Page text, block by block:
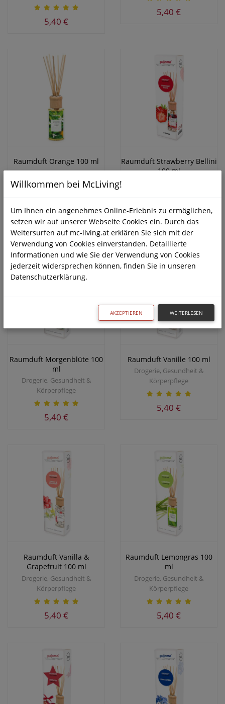
5,40 €
5,40 €
Raumduft Orange 100 ml
Drogerie, Gesundheit &
Körperpflege
5,40 €
Raumduft Strawberry Bellini
100 ml
5,40 €
Raumduft Morgenblüte 100
ml
Drogerie, Gesundheit &
Körperpflege
5,40 €
Raumduft Vanille 100 ml
Drogerie, Gesundheit &
Körperpflege
5,40 €
Raumduft Vanilla &
Grapefruit 100 ml
Drogerie, Gesundheit &
Körperpflege
5,40 €
Raumduft Lemongras 100
ml
Drogerie, Gesundheit &
Körperpflege
5,40 €
Willkommen bei McLiving!
Um Ihnen ein angenehmes Online-Erlebnis zu ermöglichen,
setzen wir auf unserer Webseite Cookies ein. Durch das
Weitersurfen auf mc-living.at erklären Sie sich mit der
Verwendung von Cookies einverstanden. Detaillierte
Informationen und wie Sie der Verwendung von Cookies
jederzeit widersprechen können, finden Sie in unseren
Datenschutzerklärung.
AKZEPTIEREN WEITERLESEN